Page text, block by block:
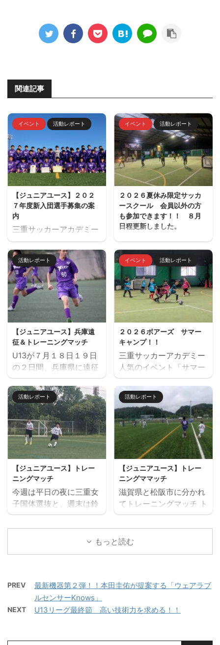
関連記事
イベント 活動レポート
【ジュニアユース】２０２
７年度新入団選手募集の案
内
三重サッカーアカデミー
ジュニアユース（中学生
のチーム）の２０２７年
度の新入団選手対象の体
験練習会を開催します。
ご興味のある方はぜひご
参加ください。体験練習
会を通して進路の選択肢
の一つとしてご検討いた
だければと思います。体
験会のお申込みはページ
下にある申込フォームか
らお願いいたします。 三
ュニアユースでは、選手
の育成を第一とし、次の
年代でさらなる飛躍がで
きるよう活動していま
す。 中学生年代で獲得す
べき技術や戦術の徹底・
個々がもつストロングポ
イント（長所）を磨く・
そしてサッカーを楽しむ
...
イベント 活動レポート
２０２６夏休み限定サッカ
ースクール 会員以外の方
も参加できます！！ ８月
日程更新しました。
夏休み期間、屋内フット
サル場「フットサーカス
鈴鹿」でミニサッカー中
心のストリートサッカー
的サッカースクールを開
催します。毎回参加、１
回だけの参加OKと気軽
に参加できます。※参加
にはお申込みが必要で
す。下のフォームからお
申込みください。キャン
セル等ないようご予定を
ご確認の上お申し込みく
ださい。 ウォーミングア
ップを兼ねた基礎技術練
習の後、たくさんミニサ
ッカーの試合を実施。そ
して毎日ベストプレヤー
を選出！！ 協賛：
Mreform 時間割： 小学
１ー３年生 １６：３０－
１７：２０ 定員１２名程
度 最少催行人数６ ...
活動レポート
【ジュニアユース】兵庫遠
征＆トレーニングマッチ
U13が７月１８日１９日
の２日間、兵庫県に遠征
しました。 U14とU15
は、鈴鹿市と奈良県でト
レーニングマッチを行い
ました。 兵庫遠征 三重
サッカーアカデミー 対
FC VAIZE・高槻ジー
グ・CAOS（大阪）・ハ
ジャス（岡山）・FCファ
ルトラーダ（広島）・
MIOびわこ滋賀・レイジ
ェンド滋賀
https://miesocceracade
07/PXL_20260718_0801
22879.mp4 トレーニン
カデミー 対 鈴 ...
イベント 活動レポート
２０２６ボアーズ サマー
キャンプ！！
三重サッカーアカデミー
人気のイベント「サマー
キャンプ」を７月２６日
（日）に開催します。 楽
しいゲームから本格的な
サッカーの練習、サッカ
ー大会と盛りだくさんの
内容で、この夏最高の思
い出になること間違いな
し！！ たくさんのご参加
お待ちしております。
【日時】７月２６日
（日）９：００（８：４
５開場）－１７：００
ート） 【持ち物】サッカ
ーのできる格好・靴※・
（大きめの水筒）・着替
え（午後練習用）・サン
（冷房の効いたお部屋で
活動レポート
【ジュニアユース】トレー
ニングマッチ
今週は平日の夜に三重女
子国体選抜と、週末は鈴
鹿市と津市に分かれてト
レーニングマッチを実施
しました。 トレーニング
ー 対 ヴェルデラッソ
松阪 三重サッカーアカデ
ミー 対 津西高校
活動レポート
【ジュニアユース】トレー
ニングママッチ
滋賀県と松阪市に分かれ
てトレーニングマッチ ト
レーニングマッチ 三重サ
ッカーアカデミー 対
ラドソン滋賀 三重サッカ
もっと読む
PREV
最新機器第２弾！！本田圭佑が提案する「ウェアラブ
ルセンサーKnows」
NEXT U13リーグ最終節 高い技術力を求める！！